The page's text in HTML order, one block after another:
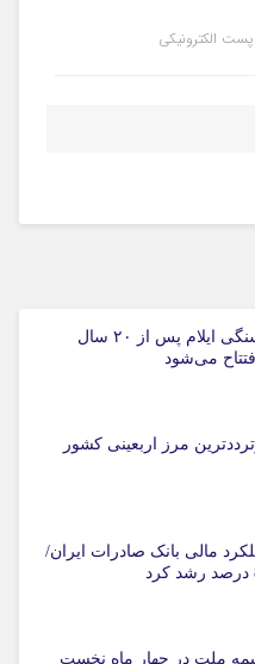
پست الکترونیکی
بزرگترین سازه سنگی ایلام پس از ۲۰ سال
افتتاح می‌شود
مرز اربعینی کشور
مالی بانک صادرات ایران/
ملت در چهار ماه نخست